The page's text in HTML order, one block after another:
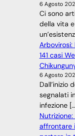
6 Agosto
Ci sono
della vita
Arbovirosi:
141 casi
6 Agosto
Dall’inizio
segnalati
infezione
affrontare